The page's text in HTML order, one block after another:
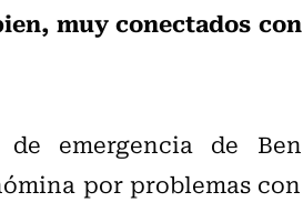
muy conectados con
emergencia de Ben
por problemas con